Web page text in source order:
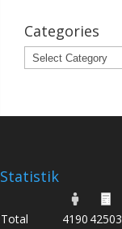
Categories
Categories
Statistik
Total 4190 42503